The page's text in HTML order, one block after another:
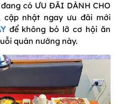
có ƯU ĐÃI DÀNH CHO
cập nhật ngay ưu đãi mới
để không bỏ lỡ cơ hội ăn
quán nướng này.